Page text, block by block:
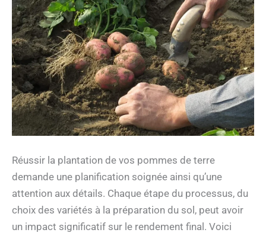
Réussir la plantation de vos pommes de terre
demande une planification soignée ainsi qu’une
attention aux détails. Chaque étape du processus, du
choix des variétés à la préparation du sol, peut avoir
un impact significatif sur le rendement final. Voici